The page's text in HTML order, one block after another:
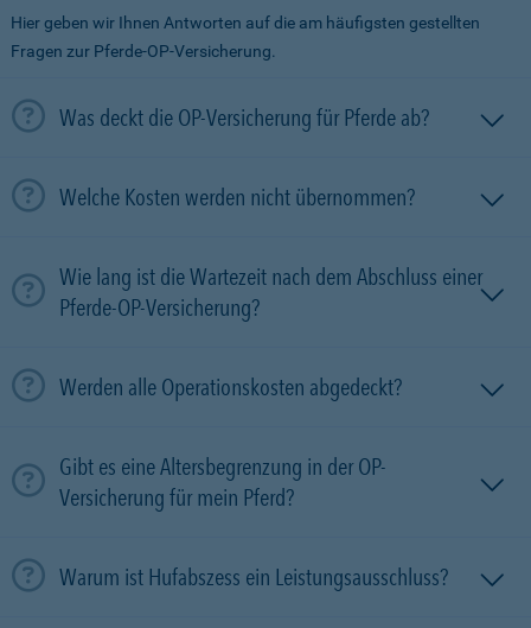
Hier geben wir Ihnen Antworten auf die am häufigsten gestellten
Fragen zur Pferde-OP-Versicherung.
Was deckt die OP-Versicherung für Pferde ab?
Welche Kosten werden nicht übernommen?
Wie lang ist die Wartezeit nach dem Abschluss einer
Pferde-OP-Versicherung?
Werden alle Operationskosten abgedeckt?
Gibt es eine Altersbegrenzung in der OP-
Versicherung für mein Pferd?
Warum ist Hufabszess ein Leistungsausschluss?